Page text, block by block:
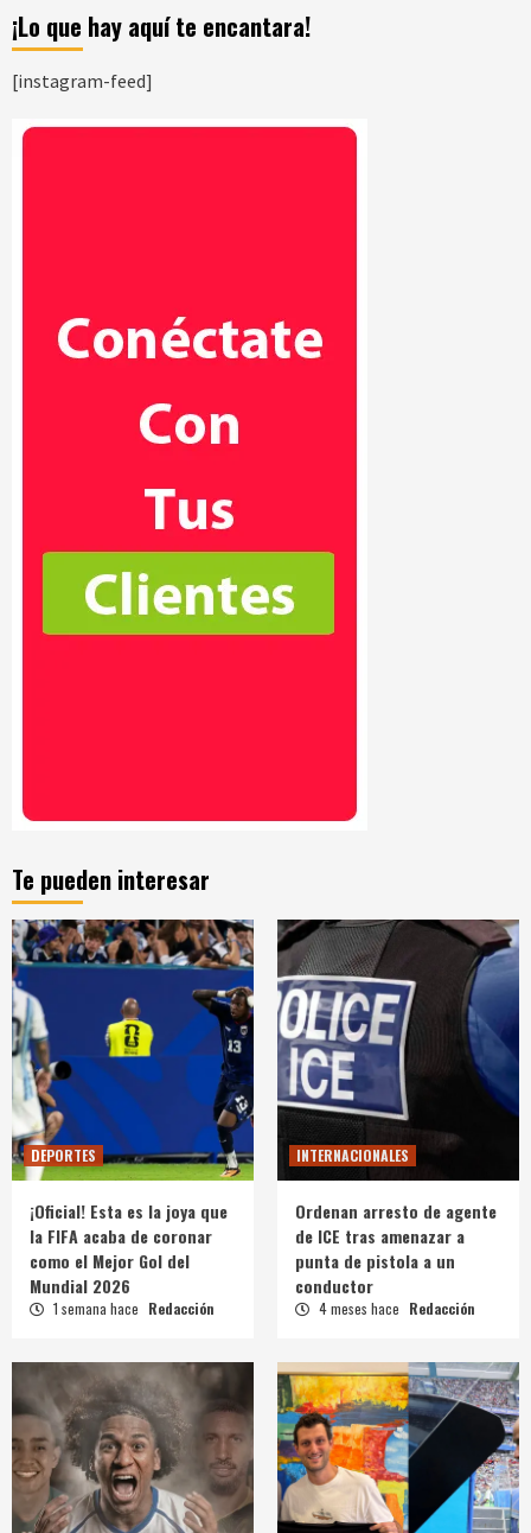
¡Lo que hay aquí te encantara!
[instagram-feed]
Te pueden interesar
DEPORTES
¡Oficial! Esta es la joya que
la FIFA acaba de coronar
como el Mejor Gol del
Mundial 2026
1 semana hace Redacción
INTERNACIONALES
Ordenan arresto de agente
de ICE tras amenazar a
punta de pistola a un
conductor
4 meses hace Redacción